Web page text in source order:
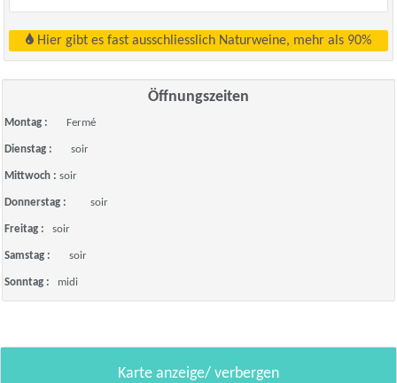
Hier gibt es fast ausschliesslich Naturweine, mehr als 90%
Öffnungszeiten
Montag : Fermé
Dienstag : soir
Mittwoch : soir
Donnerstag : soir
Freitag : soir
Samstag : soir
Sonntag : midi
Karte anzeige/ verbergen